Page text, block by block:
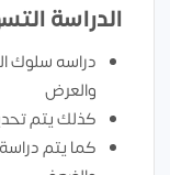
الدراسة
دراسه سلوك
والعرض
كذلك يتم
كما يتم